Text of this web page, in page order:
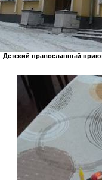
Детский православный